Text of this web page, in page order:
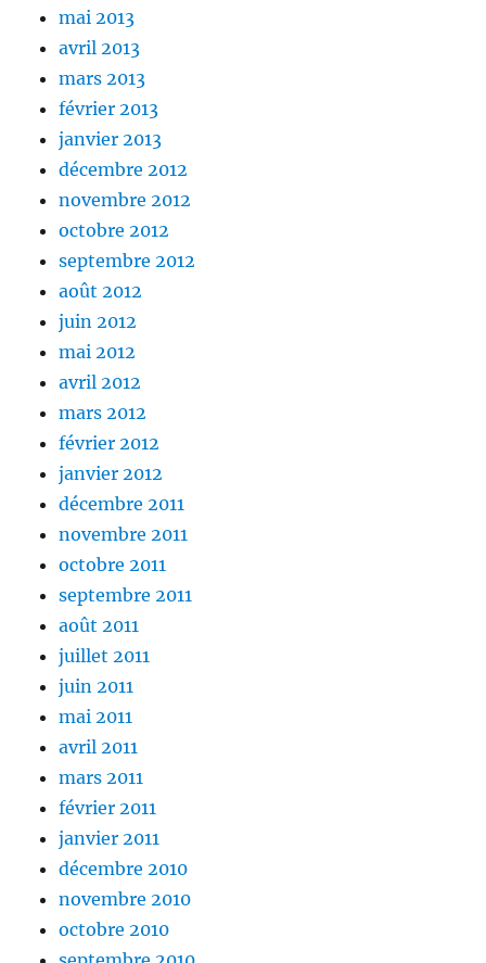
mai 2013
avril 2013
mars 2013
février 2013
janvier 2013
décembre 2012
novembre 2012
octobre 2012
septembre 2012
août 2012
juin 2012
mai 2012
avril 2012
mars 2012
février 2012
janvier 2012
décembre 2011
novembre 2011
octobre 2011
septembre 2011
août 2011
juillet 2011
juin 2011
mai 2011
avril 2011
mars 2011
février 2011
janvier 2011
décembre 2010
novembre 2010
octobre 2010